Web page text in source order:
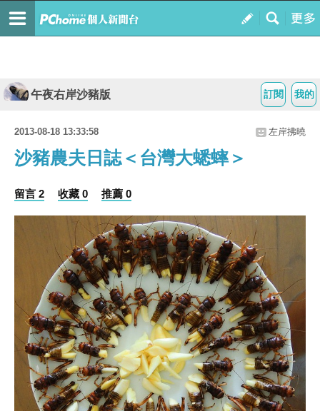
我的
訂閱
午夜右岸沙豬版
2013-08-18 13:33:58 左岸拂曉
沙豬農夫日誌＜台灣大蟋蟀＞
留言 2 收藏 0 推薦 0